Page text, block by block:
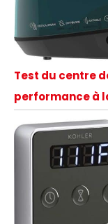
Test du centre
performance à